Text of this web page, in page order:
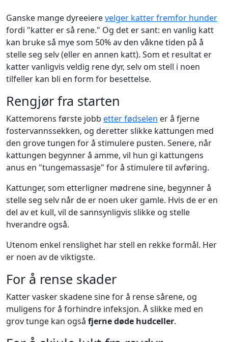
Ganske mange dyreeierevelger katter fremfor hunder
fordi "katter er så rene." Og det er sant: en vanlig katt
kan bruke så mye som 50% av den våkne tiden på å
stelle seg selv (eller en annen katt). Som et resultat er
katter vanligvis veldig rene dyr, selv om stell i noen
tilfeller kan bli en form for besettelse.
Rengjør fra starten
Kattemorens første jobb etter fødselen er å fjerne
fostervannssekken, og deretter slikke kattungen med
den grove tungen for å stimulere pusten. Senere, når
kattungen begynner å amme, vil hun gi kattungens
anus en "tungemassasje" for å stimulere til avføring.
Kattunger, som etterligner mødrene sine, begynner å
stelle seg selv når de er noen uker gamle. Hvis de er en
del av et kull, vil de sannsynligvis slikke og stelle
hverandre også.
Utenom enkel renslighet har stell en rekke formål. Her
er noen av de viktigste.
For å rense skader
Katter vasker skadene sine for å rense sårene, og
muligens for å forhindre infeksjon. Å slikke med en
grov tunge kan også fjerne døde hudceller.